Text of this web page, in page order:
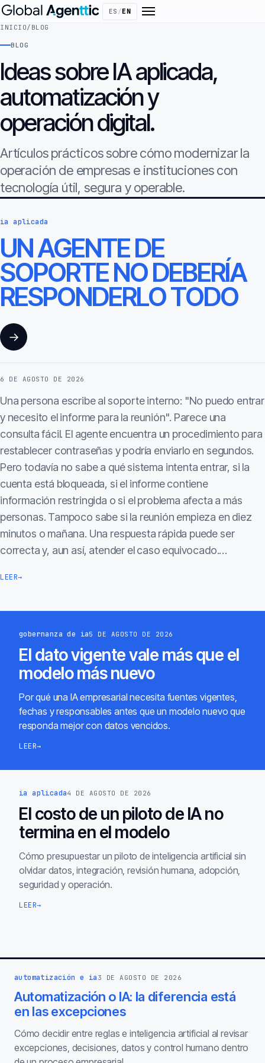
ES /EN
INICIO/ BLOG
BLOG
Ideas sobre IA aplicada,
automatización y
operación digital.
Artículos prácticos sobre cómo modernizar la
operación de empresas e instituciones con
tecnología útil, segura y operable.
ia aplicada
UN AGENTE DE
SOPORTE NO DEBERÍA
RESPONDERLO TODO
→
6 DE AGOSTO DE 2026
Una persona escribe al soporte interno: "No puedo entrar
y necesito el informe para la reunión". Parece una
consulta fácil. El agente encuentra un procedimiento para
restablecer contraseñas y podría enviarlo en segundos.
Pero todavía no sabe a qué sistema intenta entrar, si la
cuenta está bloqueada, si el informe contiene
información restringida o si el problema afecta a más
personas. Tampoco sabe si la reunión empieza en diez
minutos o mañana. Una respuesta rápida puede ser
correcta y, aun así, atender el caso equivocado.…
LEER→
gobernanza de ia5 DE AGOSTO DE 2026
El dato vigente vale más que el
modelo más nuevo
Por qué una IA empresarial necesita fuentes vigentes,
fechas y responsables antes que un modelo nuevo que
responda mejor con datos vencidos.
LEER→
ia aplicada4 DE AGOSTO DE 2026
El costo de un piloto de IA no
termina en el modelo
Cómo presupuestar un piloto de inteligencia artificial sin
olvidar datos, integración, revisión humana, adopción,
seguridad y operación.
LEER→
automatización e ia 3 DE AGOSTO DE 2026
Automatización o IA: la diferencia está
en las excepciones
Cómo decidir entre reglas e inteligencia artificial al revisar
excepciones, decisiones, datos y control humano dentro